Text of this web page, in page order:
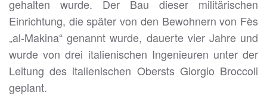
gehalten wurde. Der Bau dieser militärischen
Einrichtung, die später von den Bewohnern von Fès
„al-Makina“ genannt wurde, dauerte vier Jahre und
wurde von drei italienischen Ingenieuren unter der
Leitung des italienischen Obersts Giorgio Broccoli
geplant.